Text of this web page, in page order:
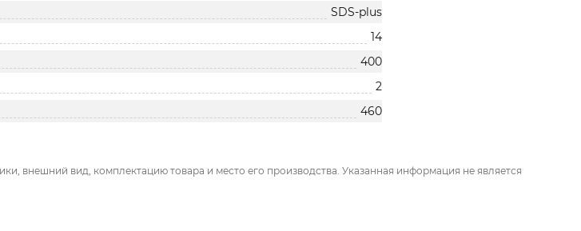
SDS-plus
14
400
2
460
внешний вид, комплектацию товара и место его производства. Указанная информация не является